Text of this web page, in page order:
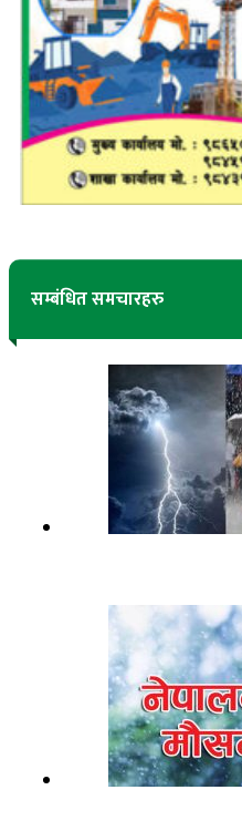
सम्बंधित समचारहरु